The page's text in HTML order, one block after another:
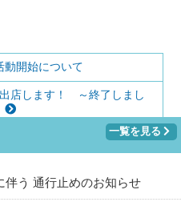
動開始について
出店します！ ～終了しまし
一覧を見る
伴う 通行止めのお知らせ